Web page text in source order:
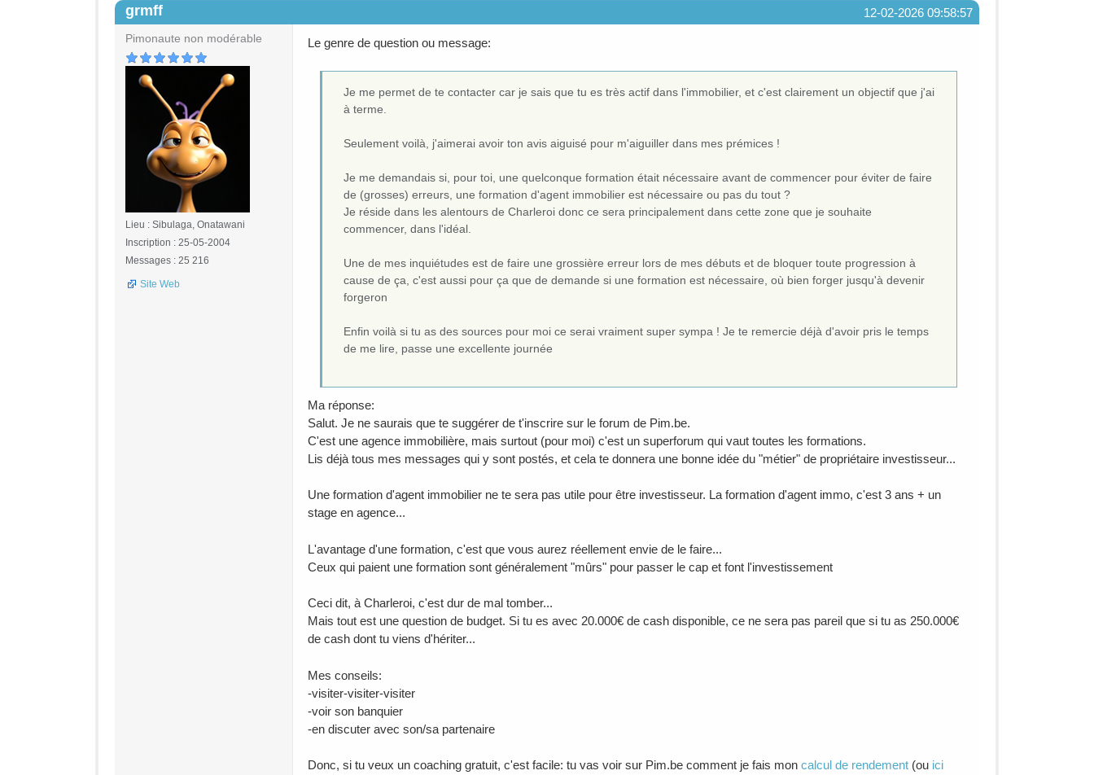
12-02-2026 09:58:57
grmff
Pimonaute non modérable
Lieu : Sibulaga, Onatawani
Inscription : 25-05-2004
Messages : 25 216
Site Web
Le genre de question ou message:
Je me permet de te contacter car je sais que tu es très actif dans l'immobilier, et c'est clairement un objectif que j'ai
à terme.
Seulement voilà, j'aimerai avoir ton avis aiguisé pour m'aiguiller dans mes prémices !
Je me demandais si, pour toi, une quelconque formation était nécessaire avant de commencer pour éviter de faire
de (grosses) erreurs, une formation d'agent immobilier est nécessaire ou pas du tout ?
Je réside dans les alentours de Charleroi donc ce sera principalement dans cette zone que je souhaite
commencer, dans l'idéal.
Une de mes inquiétudes est de faire une grossière erreur lors de mes débuts et de bloquer toute progression à
cause de ça, c'est aussi pour ça que de demande si une formation est nécessaire, où bien forger jusqu'à devenir
forgeron
Enfin voilà si tu as des sources pour moi ce serai vraiment super sympa ! Je te remercie déjà d'avoir pris le temps
de me lire, passe une excellente journée
Ma réponse:
Salut. Je ne saurais que te suggérer de t'inscrire sur le forum de Pim.be.
C'est une agence immobilière, mais surtout (pour moi) c'est un superforum qui vaut toutes les formations.
Lis déjà tous mes messages qui y sont postés, et cela te donnera une bonne idée du "métier" de propriétaire investisseur...
Une formation d'agent immobilier ne te sera pas utile pour être investisseur. La formation d'agent immo, c'est 3 ans + un
stage en agence...
L'avantage d'une formation, c'est que vous aurez réellement envie de le faire...
Ceux qui paient une formation sont généralement "mûrs" pour passer le cap et font l'investissement
Ceci dit, à Charleroi, c'est dur de mal tomber...
Mais tout est une question de budget. Si tu es avec 20.000€ de cash disponible, ce ne sera pas pareil que si tu as 250.000€
de cash dont tu viens d'hériter...
Mes conseils:
-visiter-visiter-visiter
-voir son banquier
-en discuter avec son/sa partenaire
Donc, si tu veux un coaching gratuit, c'est facile: tu vas voir sur Pim.be comment je fais mon calcul de rendement (ou ici